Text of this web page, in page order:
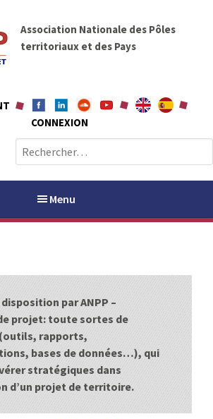
Association Nationale des Pôles
territoriaux et des Pays
CONNEXION
e
c
r
:
Menu
ANPP
RENCONTRES
PUBLICATIONS
JURIDIQUE
par ANPP –
projet: toute sortes de
rapports,
bases de données…), qui
stratégiques dans
d’un projet de territoire.